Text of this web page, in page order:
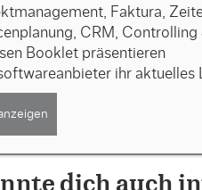
Faktura,
CRM, Controlling
Booklet präsentieren
ihr aktuelles
dich auch